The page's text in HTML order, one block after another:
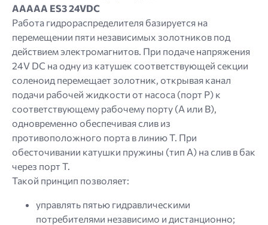
AAAAA ES3 24VDC
Работа гидрораспределителя базируется на
перемещении пяти независимых золотников под
действием электромагнитов. При подаче напряжения
24V DC на одну из катушек соответствующей секции
соленоид перемещает золотник, открывая канал
подачи рабочей жидкости от насоса (порт P) к
соответствующему рабочему порту (A или B),
одновременно обеспечивая слив из
противоположного порта в линию T. При
обесточивании катушки пружины (тип A) на слив в бак
через порт Т.
Такой принцип позволяет:
управлять пятью гидравлическими
потребителями независимо и дистанционно;